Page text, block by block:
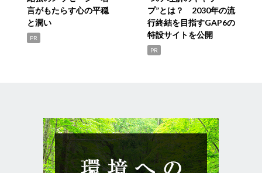
言がもたらす心の平穏
と潤い
PR
プ”とは？ 2030年の流
行終結を目指すGAP6の
特設サイトを公開
PR